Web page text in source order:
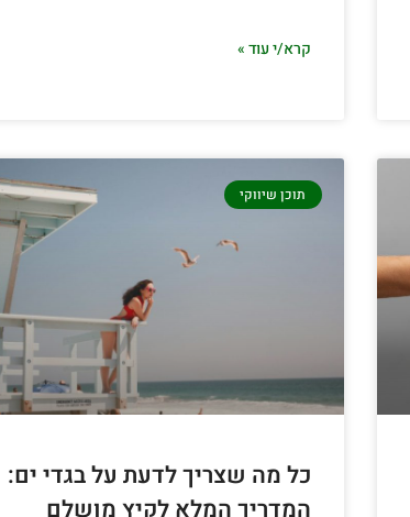
קרא/י עוד »
תוכן שיווקי
כל מה שצריך לדעת על בגדי ים:
המדריך המלא לקיץ מושלם